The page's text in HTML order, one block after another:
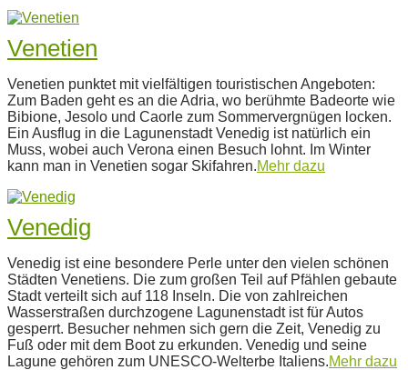
Venetien
12-
24
Venetien punktet mit vielfältigen touristischen Angeboten:
Zum Baden geht es an die Adria, wo berühmte Badeorte wie
Bibione, Jesolo und Caorle zum Sommervergnügen locken.
Ein Ausflug in die Lagunenstadt Venedig ist natürlich ein
Muss, wobei auch Verona einen Besuch lohnt. Im Winter
kann man in Venetien sogar Skifahren.Mehr dazu
Venedig
11-
30
Venedig ist eine besondere Perle unter den vielen schönen
Städten Venetiens. Die zum großen Teil auf Pfählen gebaute
Stadt verteilt sich auf 118 Inseln. Die von zahlreichen
Wasserstraßen durchzogene Lagunenstadt ist für Autos
gesperrt. Besucher nehmen sich gern die Zeit, Venedig zu
Fuß oder mit dem Boot zu erkunden. Venedig und seine
Lagune gehören zum UNESCO-Welterbe Italiens.Mehr dazu